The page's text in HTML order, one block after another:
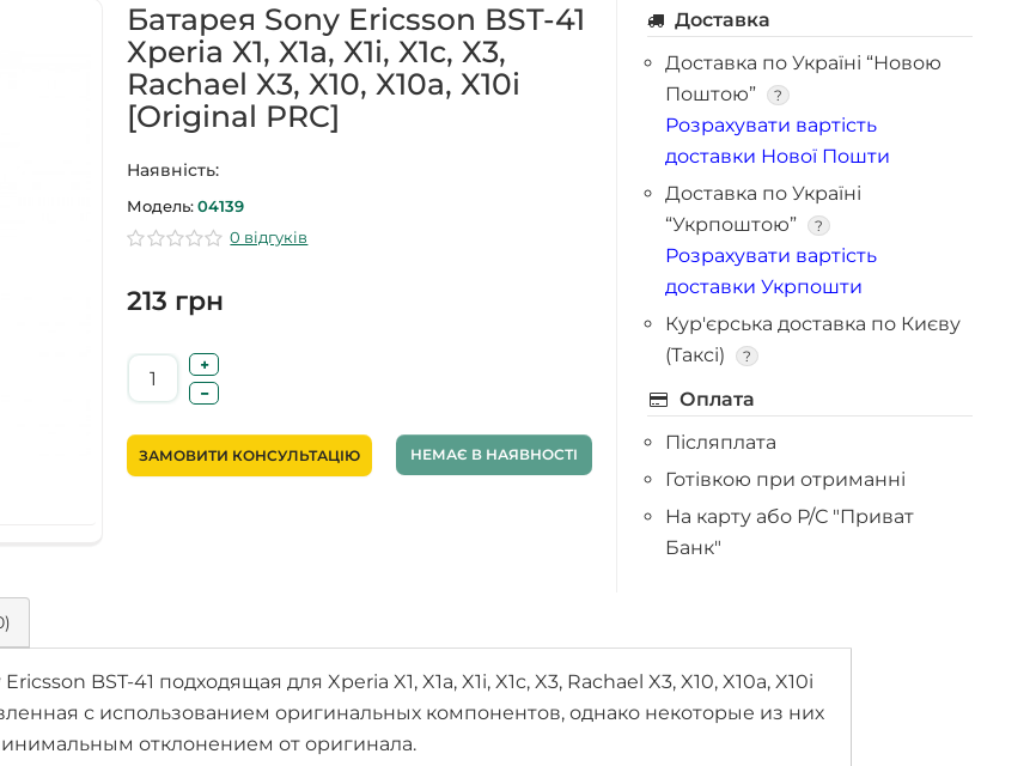
Батарея Sony Ericsson BST-41
Xperia X1, X1a, X1i, X1c, X3,
Rachael X3, X10, X10a, X10i
[Original PRC]
Наявність:
Модель: 04139
0 відгуків
213 грн
ЗАМОВИТИ КОНСУЛЬТАЦІЮ НЕМАЄ В НАЯВНОСТІ
Доставка
Доставка по Україні “Новою
Поштою”
?
Розрахувати вартість
доставки Нової Пошти
Доставка по Україні
“Укрпоштою”
?
Розрахувати вартість
доставки Укрпошти
Кур'єрська доставка по Києву
(Таксі)
?
Оплата
Післяплата
Готівкою при отриманні
На карту або Р/С "Приват
Банк"
BST-41 подходящая для Xperia X1, X1a, X1i, X1c, X3, Rachael X3, X10, X10a, X10i
с использованием оригинальных компонентов, однако некоторые из них
отклонением от оригинала.